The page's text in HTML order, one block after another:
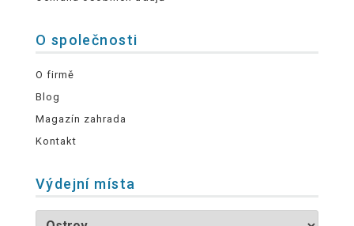
O společnosti
O firmě
Blog
Magazín zahrada
Kontakt
Výdejní místa